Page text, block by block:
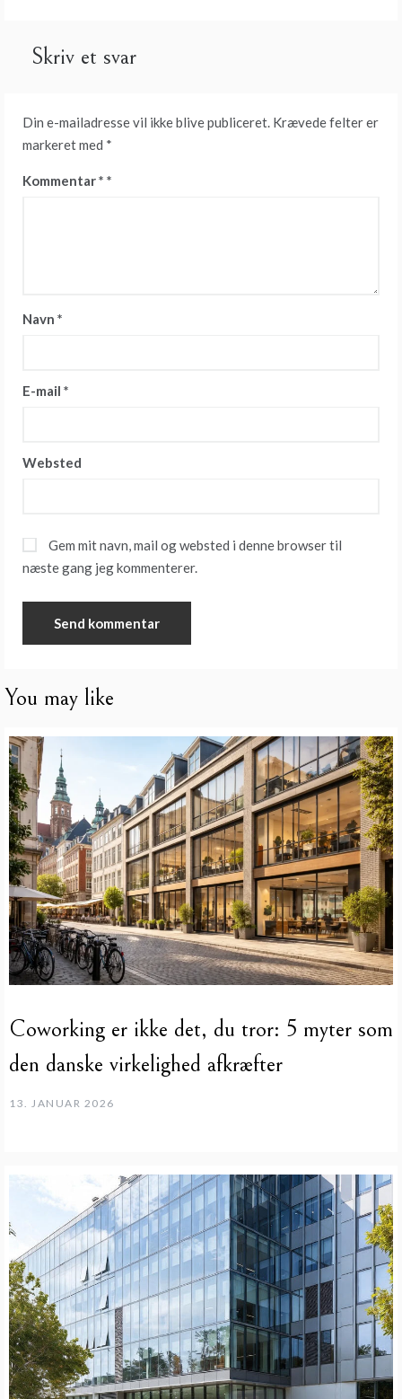
Skriv et svar
Din e-mailadresse vil ikke blive publiceret. Krævede felter er
markeret med *
Kommentar*
Navn *
E-mail *
Websted
Gem mit navn, mail og websted i denne browser til
næste gang jeg kommenterer.
You may like
Coworking er ikke det, du tror: 5 myter som
den danske virkelighed afkræfter
13. JANUAR 2026